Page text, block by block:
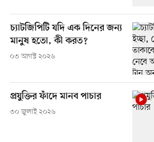
চ্যাটজিপিটি যদি এক দিনের জন্য
মানুষ হতো, কী করত?
০৩ আগস্ট ২০২৬
প্রযুক্তির ফাঁদে মানব পাচার
৩০ জুলাই ২০২৬